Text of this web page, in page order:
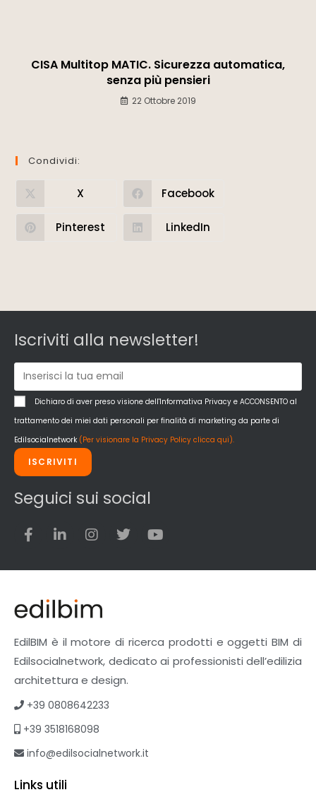
CISA Multitop MATIC. Sicurezza automatica,
senza più pensieri
22 Ottobre 2019
Condividi:
X Facebook
Pinterest LinkedIn
Iscriviti alla newsletter!
Dichiaro di aver preso visione dell'Informativa Privacy e ACCONSENTO al
trattamento dei miei dati personali per finalità di marketing da parte di
Edilsocialnetwork (Per visionare la Privacy Policy clicca qui).
ISCRIVITI
Seguici sui social
EdilBIM è il motore di ricerca prodotti e oggetti BIM di
Edilsocialnetwork, dedicato ai professionisti dell’edilizia
architettura e design.
+39 0808642233
+39 3518168098
info@edilsocialnetwork.it
Links utili